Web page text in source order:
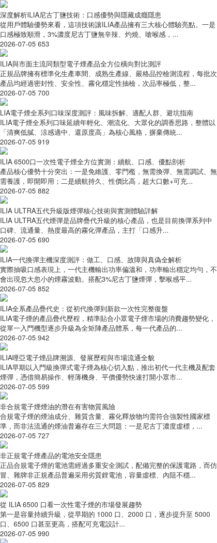
深度解析ILIA尼古丁鹽技術：口感優勢與隱藏成癮隱患
從用戶體驗優勢來看，這項技術讓ILIA產品擁有三大核心體驗亮點。一是
口感極致順滑，3%濃度尼古丁鹽無辛辣、灼燒、嗆喉感，...
2026-07-05 653
ILIA與市面主流同類型電子煙產品全方位橫向對比測評
正規品牌擁有標準化生產車間、成熟生產線、嚴格品控檢測流程，每批次
產品均經過密封性、安全性、霧化穩定性抽檢，次品率極低，整...
2026-07-05 700
LIA電子煙全系列口味深度測評：風味拆解、適配人群、避坑指南
ILIA電子煙全系列口味延續年輕化、潮流化、大眾化的調香思路，整體以
「清爽低膩、涼感適中、還原度高」為核心風格，摒棄傳統...
2026-07-05 919
ILIA 6500口一次性電子煙全方位實測：續航、口感、優點剖析
產品核心優勢十分突出：一是免維護、零門檻，無需換彈、無需調試、無
需養護，即開即用；二是續航持久、性價比高，超大口數+可充...
2026-07-05 882
ILIA ULTRA五代升級版煙彈核心技術與實測體驗詳解
ILIA ULTRA五代煙彈是品牌疊代升級的核心產品，也是目前換彈系列中
口碑、流通量、熱度最高的霧化彈產品，主打「口感升...
2026-07-05 690
ILIA一代換彈主機深度測評：做工、口感、故障與真偽全解析
實際抽吸口感表現上，一代主機輸出功率偏溫和，功率輸出穩定均勻，不
會出現忽大忽小的煙霧波動。搭配3%尼古丁鹽煙彈，擊喉感平...
2026-07-05 852
ILIA全系產品疊代史：從初代換彈到新款一次性完整復盤
ILIA電子煙的產品疊代歷程，精準貼合小眾電子煙市場的消費趨勢變化，
從單一入門機型逐步升級為全矩陣產品體系，每一代產品的...
2026-07-05 942
ILIA哩亞電子煙品牌溯源、發展歷程與市場流通全貌
ILIA早期以入門級換彈式電子煙為核心切入點，推出初代一代主機及配套
煙彈，憑借簡易操作、輕薄機身、平價優勢快速打開小眾市...
2026-07-05 599
非合規電子煙煙油的潛在有害物質風險
合規電子煙的煙油成分、雜質含量、霧化釋放物均需符合強製性國家標
準，而非法流通的煙油普遍存在三大問題：一是尼古丁濃度虛標，...
2026-07-05 727
非正規電子煙產品的電池安全隱患
正品合規電子煙的電池需經過多重安全測試，配備完整的保護電路，而仿
冒、雜牌非正規產品普遍采用劣質鋰電池，容量虛標、內阻不穩...
2026-07-05 829
從 ILIA 6500 口看一次性電子煙的市場發展趨勢
第一是容量持續升級，從早期的 1000 口、2000 口，逐步提升至 5000
口、6500 口甚至更高，搭配可充電設計...
2026-07-05 990